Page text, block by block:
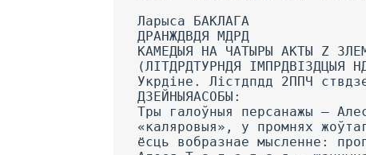
Ларыса БАКЛАГА
ДРАНЖДВДЯ МДРД
КАМЕДЫЯ НА ЧАТЫРЫ АКТЫ Z
(ЛІТДРДТУРНДЯ ІМПРДВІЗДЦЫЯ
Укрдіне. Лістдпдд 2ППЧ
ДЗЕЙНЫЯАСОБЫ:
Тры галоўныя персанажы —
«каляровыя», у промнях
ёсць вобразнае мысленне: